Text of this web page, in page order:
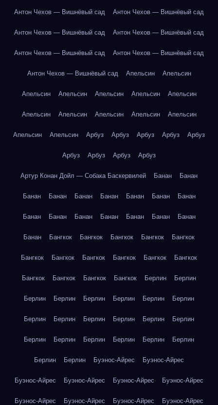
Антон Чехов — Вишнёвый сад Антон Чехов — Вишнёвый сад
Антон Чехов — Вишнёвый сад Антон Чехов — Вишнёвый сад
Антон Чехов — Вишнёвый сад Антон Чехов — Вишнёвый сад
Антон Чехов — Вишнёвый сад Апельсин Апельсин
Апельсин Апельсин Апельсин Апельсин Апельсин
Апельсин Апельсин Апельсин Апельсин Апельсин
Апельсин Апельсин Арбуз Арбуз Арбуз Арбуз Арбуз
Арбуз Арбуз Арбуз Арбуз
Артур Конан Дойл — Собака Баскервилей Банан Банан
Банан Банан Банан Банан Банан Банан Банан
Банан Банан Банан Банан Банан Банан Банан
Банан Бангкок Бангкок Бангкок Бангкок Бангкок
Бангкок Бангкок Бангкок Бангкок Бангкок Бангкок
Бангкок Бангкок Бангкок Бангкок Берлин Берлин
Берлин Берлин Берлин Берлин Берлин Берлин
Берлин Берлин Берлин Берлин Берлин Берлин
Берлин Берлин Берлин Берлин Берлин Берлин
Берлин Берлин Буэнос-Айрес Буэнос-Айрес
Буэнос-Айрес Буэнос-Айрес Буэнос-Айрес Буэнос-Айрес
Буэнос-Айрес Буэнос-Айрес Буэнос-Айрес Буэнос-Айрес